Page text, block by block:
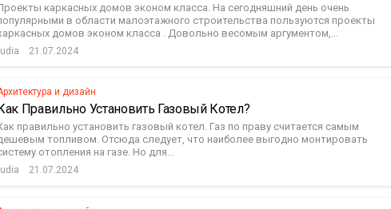
каркасных домов эконом класса. На сегодняшний день очень
в области малоэтажного строительства пользуются проекты
домов эконом класса . Довольно весомым аргументом,...
21.07.2024
и дизайн
Как Правильно Установить Газовый Котел?
правильно установить газовый котел. Газ по праву считается самым
топливом. Отсюда следует, что наиболее выгодно монтировать
отопления на газе. Но для...
21.07.2024